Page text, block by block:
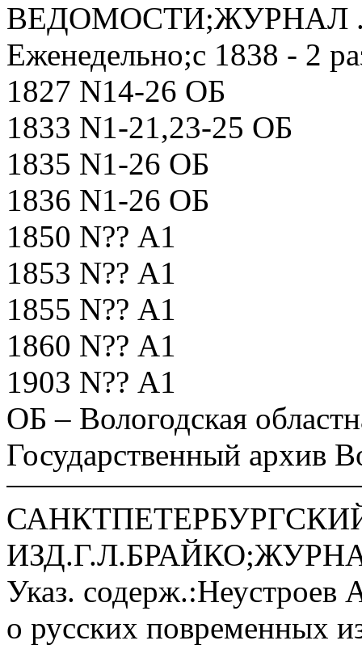
ВЕДОМОСТИ;ЖУРНАЛ .-
Еженедельно;с 1838 - 2
1827 N14-26 ОБ
1833 N1-21,23-25 ОБ
1835 N1-26 ОБ
1836 N1-26 ОБ
1850 N?? А1
1853 N?? А1
1855 N?? А1
1860 N?? А1
1903 N?? А1
ОБ – Вологодская
Государственный архив
Указ. содерж.:Неустроев
о русских повременных